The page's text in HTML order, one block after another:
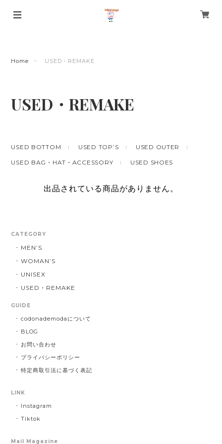
Home USED・REMAKE
USED・REMAKE
USED BOTTOM USED TOP’S USED OUTER
USED BAG・HAT・ACCESSORY USED SHOES
出品されている商品がありません。
CATEGORY
MEN’S
WOMAN’S
UNISEX
USED・REMAKE
GUIDE
codonademodaについて
BLOG
お問い合わせ
プライバシーポリシー
特定商取引法に基づく表記
LINK
Instagram
Tiktok
Mail Magazine